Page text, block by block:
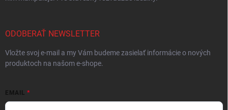
ODOBERAŤ NEWSLETTER
Vložte svoj e-mail a my Vám budeme zasielať informácie o nových
produktoch na našom e-shope.
EMAIL